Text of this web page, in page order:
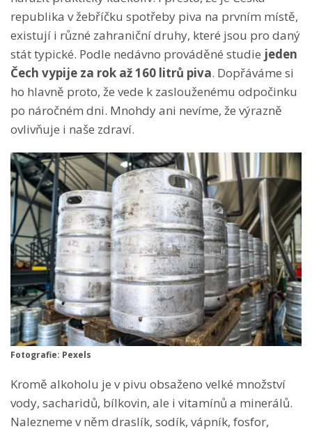
republika v žebříčku spotřeby piva na prvním místě,
existují i různé zahraniční druhy, které jsou pro daný
stát typické. Podle nedávno prováděné studie jeden
Čech vypije za rok až 160 litrů piva. Dopřáváme si
ho hlavně proto, že vede k zaslouženému odpočinku
po náročném dni. Mnohdy ani nevíme, že výrazně
ovlivňuje i naše zdraví.
Fotografie: Pexels
Kromě alkoholu je v pivu obsaženo velké množství
vody, sacharidů, bílkovin, ale i vitamínů a minerálů.
Nalezneme v něm draslík, sodík, vápník, fosfor,